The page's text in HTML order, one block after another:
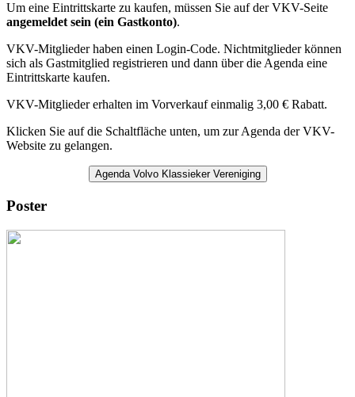
Um eine Eintrittskarte zu kaufen, müssen Sie auf der VKV-Seite
angemeldet sein (ein Gastkonto).
VKV-Mitglieder haben einen Login-Code. Nichtmitglieder können
sich als Gastmitglied registrieren und dann über die Agenda eine
Eintrittskarte kaufen.
VKV-Mitglieder erhalten im Vorverkauf einmalig 3,00 € Rabatt.
Klicken Sie auf die Schaltfläche unten, um zur Agenda der VKV-
Website zu gelangen.
Agenda Volvo Klassieker Vereniging
Poster